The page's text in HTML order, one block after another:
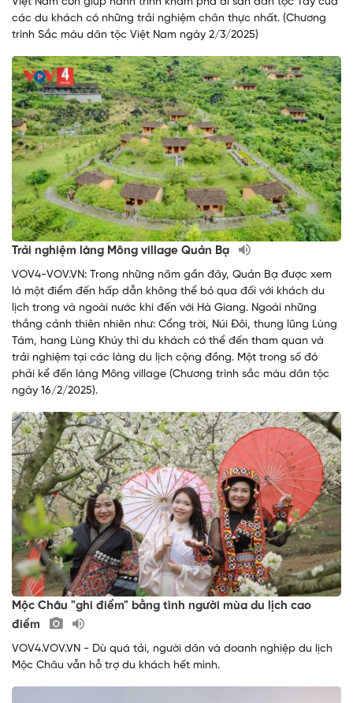
các du khách có những trải nghiệm chân thực nhất. (Chương
trình Sắc màu dân tộc Việt Nam ngày 2/3/2025)
Trải nghiệm làng Mông village Quản Bạ
VOV4-VOV.VN: Trong những năm gần đây, Quản Bạ được xem
là một điểm đến hấp dẫn không thể bỏ qua đối với khách du
lịch trong và ngoài nước khi đến với Hà Giang. Ngoài những
thắng cảnh thiên nhiên như: Cổng trời, Núi Đôi, thung lũng Lùng
Tám, hang Lùng Khúy thì du khách có thể đến tham quan và
trải nghiệm tại các làng du lịch cộng đồng. Một trong số đó
phải kể đến làng Mông village (Chương trình sắc màu dân tộc
ngày 16/2/2025).
Mộc Châu "ghi điểm" bằng tình người mùa du lịch cao
điểm
VOV4.VOV.VN - Dù quá tải, người dân và doanh nghiệp du lịch
Mộc Châu vẫn hỗ trợ du khách hết mình.